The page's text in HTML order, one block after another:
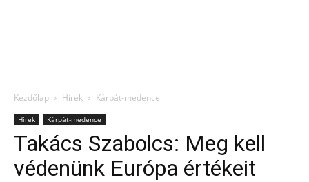
Kezdőlap Hírek Kárpát-medence
Hírek Kárpát-medence
Takács Szabolcs: Meg kell
védenünk Európa értékeit